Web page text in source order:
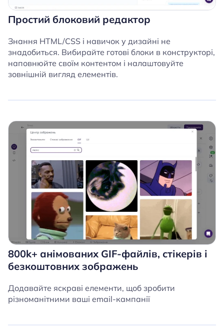
Простий блоковий редактор
Знання HTML/CSS і навичок у дизайні не
знадобиться. Вибирайте готові блоки в конструкторі,
наповнюйте своїм контентом і налаштовуйте
зовнішній вигляд елементів.
800k+ анімованих GIF-файлів, стікерів і
безкоштовних зображень
Додавайте яскраві елементи, щоб зробити
різноманітними ваші email-кампанії